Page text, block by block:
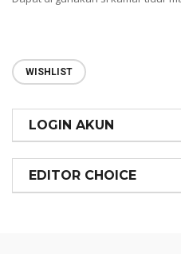
WISHLIST
LOGIN AKUN
EDITOR CHOICE